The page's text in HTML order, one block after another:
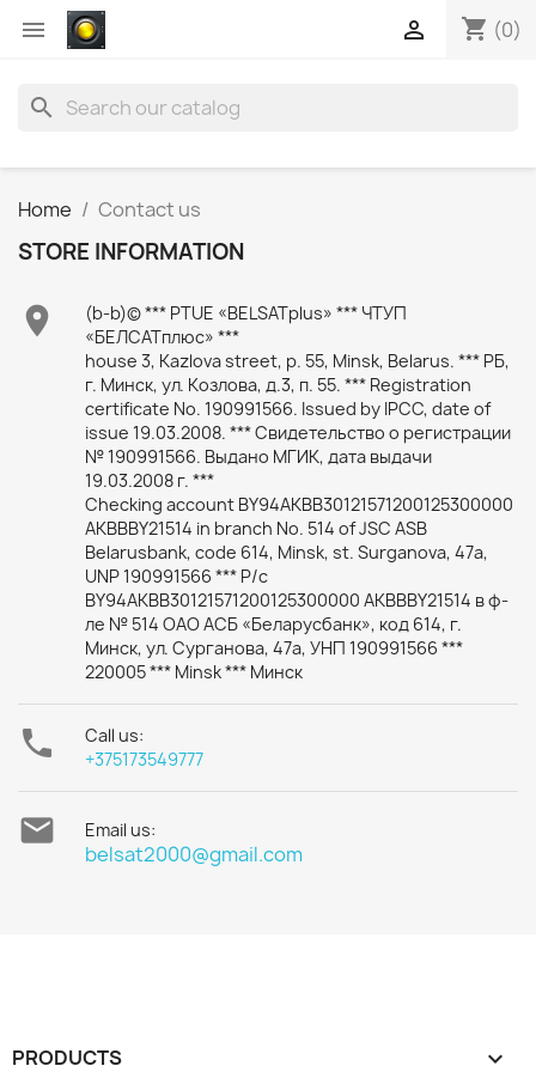
 shopping_cart (0)

search
Home Contact us
STORE INFORMATION

(b-b)© *** PTUE «BELSATplus» *** ЧТУП
«БЕЛСАТплюс» ***
house 3, Kazlova street, p. 55, Minsk, Belarus. *** РБ,
г. Минск, ул. Козлова, д.3, п. 55. *** Registration
certificate No. 190991566. Issued by IPCC, date of
issue 19.03.2008. *** Свидетельство о регистрации
№ 190991566. Выдано МГИК, дата выдачи
19.03.2008 г. ***
Checking account BY94AKBB30121571200125300000
AKBBBY21514 in branch No. 514 of JSC ASB
Belarusbank, code 614, Minsk, st. Surganova, 47a,
UNP 190991566 *** Р/с
BY94AKBB30121571200125300000 AKBBBY21514 в ф-
ле № 514 ОАО АСБ «Беларусбанк», код 614, г.
Минск, ул. Сурганова, 47а, УНП 190991566 ***
220005 *** Minsk *** Минск

Call us:
+375173549777
 Email us:
belsat2000@gmail.com
PRODUCTS 